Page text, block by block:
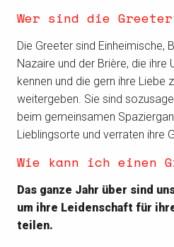
Wer sind die
Die Greeter sind Einheimische,
Nazaire und der Brière, die ihre
kennen und die gern ihre Liebe
weitergeben. Sie sind
beim gemeinsamen
Lieblingsorte und verraten ihre
Wie kann ich einen
Das ganze Jahr über sind
um ihre Leidenschaft für
teilen.